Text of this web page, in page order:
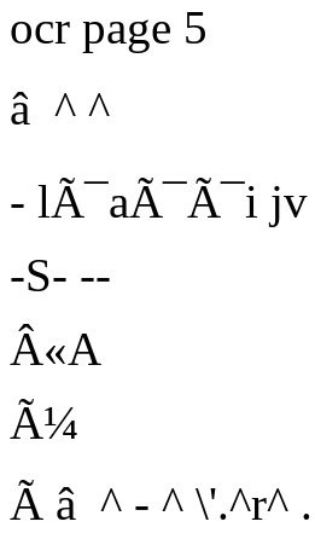
ocr page 5
â ^ ^
- lÃ¯aÃ¯Ã¯i jv
-S- --
Â«A
Ã¼
Ã â ^ - ^ \'.^r^